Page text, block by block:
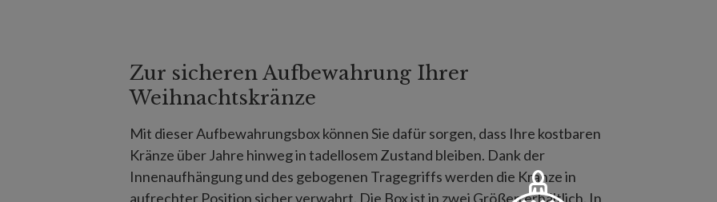
Zur sicheren Aufbewahrung Ihrer
Weihnachtskränze
Mit dieser Aufbewahrungsbox können Sie dafür sorgen, dass Ihre kostbaren
Kränze über Jahre hinweg in tadellosem Zustand bleiben. Dank der
Innenaufhängung und des gebogenen Tragegriffs werden die Kränze in
aufrechter Position sicher verwahrt. Die Box ist in zwei Größen erhältlich. In